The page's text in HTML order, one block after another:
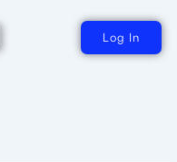
Log In